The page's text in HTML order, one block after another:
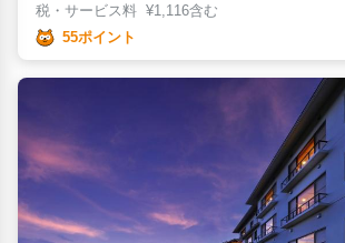
税・サービス料 ¥1,116含む
55ポイント